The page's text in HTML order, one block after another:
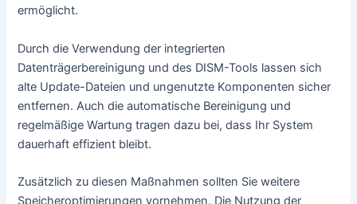
ermöglicht.
Durch die Verwendung der integrierten
Datenträgerbereinigung und des DISM-Tools lassen sich
alte Update-Dateien und ungenutzte Komponenten sicher
entfernen. Auch die automatische Bereinigung und
regelmäßige Wartung tragen dazu bei, dass Ihr System
dauerhaft effizient bleibt.
Zusätzlich zu diesen Maßnahmen sollten Sie weitere
Speicheroptimierungen vornehmen. Die Nutzung der